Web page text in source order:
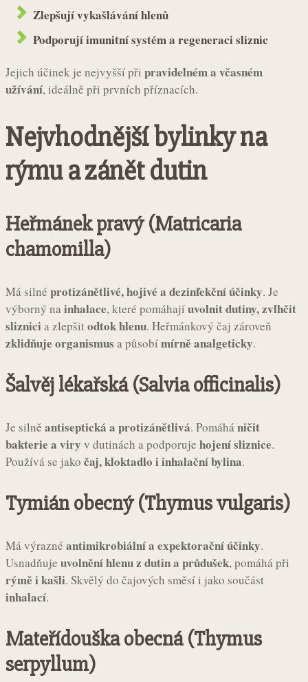
Zlepšují vykašlávání hlenů
Podporují imunitní systém a regeneraci sliznic
Jejich účinek je nejvyšší při pravidelném a včasném
užívání, ideálně při prvních příznacích.
Nejvhodnější bylinky na
rýmu a zánět dutin
Heřmánek pravý (Matricaria
chamomilla)
Má silné protizánětlivé, hojivé a dezinfekční účinky. Je
výborný na inhalace, které pomáhajíuvolnit dutiny, zvlhčit
sliznici a zlepšitodtok hlenu. Heřmánkový čaj zároveň
zklidňuje organismus a působímírně analgeticky.
Šalvěj lékařská (Salvia officinalis)
Je silně antiseptická a protizánětlivá. Pomáhá ničit
bakterie a viry v dutinách a podporuje hojení sliznice.
Používá se jako čaj, kloktadlo i inhalační bylina.
Tymián obecný (Thymus vulgaris)
Má výrazné antimikrobiální a expektorační účinky.
Usnadňuje uvolnění hlenu z dutin a průdušek, pomáhá při
rýmě i kašli. Skvělý do čajových směsí i jako součást
inhalací.
Mateřídouška obecná (Thymus
serpyllum)